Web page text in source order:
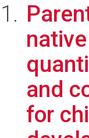
and
for